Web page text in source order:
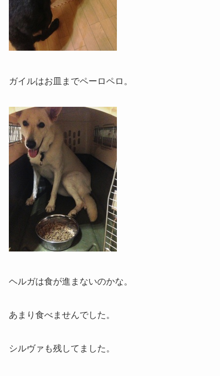
ガイルはお皿までペーロペロ。
ヘルガは食が進まないのかな。
あまり食べませんでした。
シルヴァも残してました。